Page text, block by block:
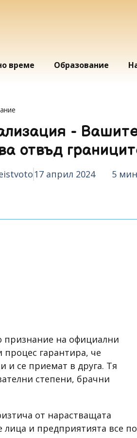
време Образование
-
отвъд
17 април 2024 5
признание на официални
процес гарантира, че
и се приемат в друга. Тя
степени, брачни
от нарастващата
лица и предприятията все